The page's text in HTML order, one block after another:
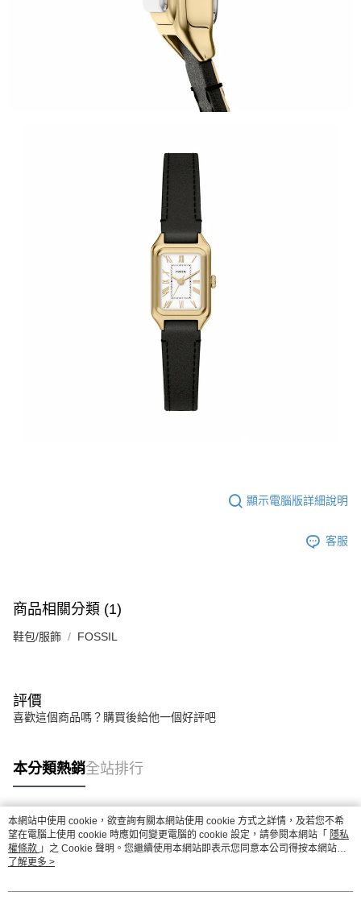
顯示電腦版詳細說明
客服
商品相關分類 (1)
鞋包/服飾 FOSSIL
評價
喜歡這個商品嗎？購買後給他一個好評吧
本分類熱銷全站排行
熱門標籤
本網站中使用 cookie，欲查詢有關本網站使用 cookie 方式之詳情，及若您不希
望在電腦上使用 cookie 時應如何變更電腦的 cookie 設定，請參閱本網站「 隱私
權條款 」之 Cookie 聲明。您繼續使用本網站即表示您同意本公司得按本網站使
用條款之 Cookie 聲明使用 cookie。
了解更多 >